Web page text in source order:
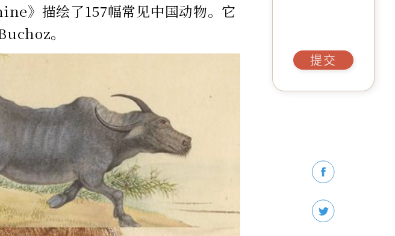
》描绘了157幅常见中国动物。它
。
提交